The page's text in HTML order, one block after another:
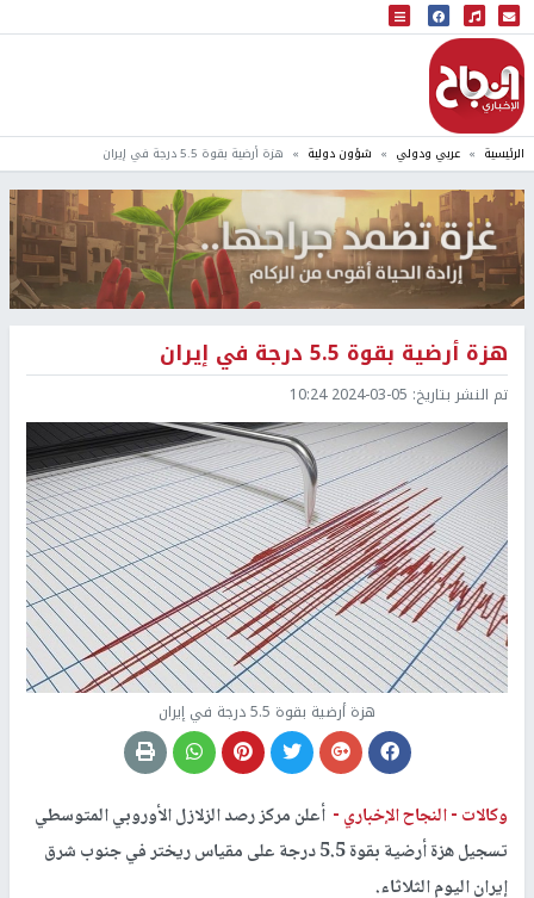
البث المباشر
إذاعة النجاح
الرئيسية عربي ودولي شؤون دولية هزة أرضية بقوة 5.5 درجة في إيران
هزة أرضية بقوة 5.5 درجة في إيران
تم النشر بتاريخ: 2024-03-05 10:24
هزة أرضية بقوة 5.5 درجة في إيران
وكالات -النجاح الإخباري - أعلن مركز رصد الزلازل الأوروبي المتوسطي
تسجيل هزة أرضية بقوة 5.5 درجة على مقياس ريختر في جنوب شرق
إيران اليوم الثلاثاء.